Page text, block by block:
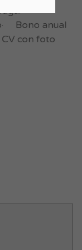
Bono anual
con foto